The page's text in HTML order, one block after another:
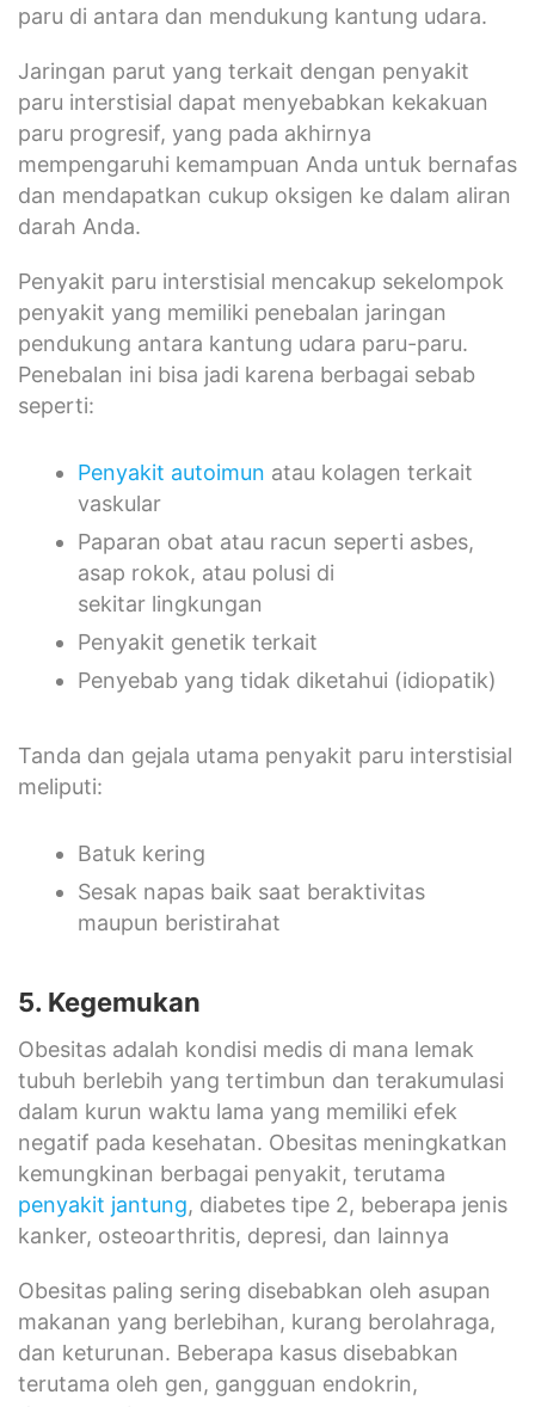
paru di antara dan mendukung kantung udara.
Jaringan parut yang terkait dengan penyakit
paru interstisial dapat menyebabkan kekakuan
paru progresif, yang pada akhirnya
mempengaruhi kemampuan Anda untuk bernafas
dan mendapatkan cukup oksigen ke dalam aliran
darah Anda.
Penyakit paru interstisial mencakup sekelompok
penyakit yang memiliki penebalan jaringan
pendukung antara kantung udara paru-paru.
Penebalan ini bisa jadi karena berbagai sebab
seperti:
Penyakit autoimun atau kolagen terkait
vaskular
Paparan obat atau racun seperti asbes,
asap rokok, atau polusi di
sekitar lingkungan
Penyakit genetik terkait
Penyebab yang tidak diketahui (idiopatik)
Tanda dan gejala utama penyakit paru interstisial
meliputi:
Batuk kering
Sesak napas baik saat beraktivitas
maupun beristirahat
5. Kegemukan
Obesitas adalah kondisi medis di mana lemak
tubuh berlebih yang tertimbun dan terakumulasi
dalam kurun waktu lama yang memiliki efek
negatif pada kesehatan. Obesitas meningkatkan
kemungkinan berbagai penyakit, terutama
penyakit jantung, diabetes tipe 2, beberapa jenis
kanker, osteoarthritis, depresi, dan lainnya
Obesitas paling sering disebabkan oleh asupan
makanan yang berlebihan, kurang berolahraga,
dan keturunan. Beberapa kasus disebabkan
terutama oleh gen, gangguan endokrin,